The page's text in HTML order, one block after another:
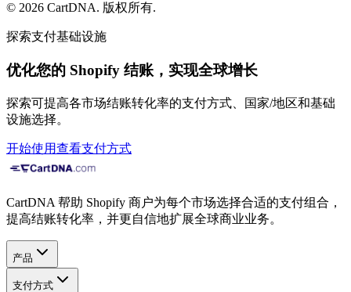
© 2026 CartDNA. 版权所有.
探索支付基础设施
优化您的 Shopify 结账，实现全球增长
探索可提高各市场结账转化率的支付方式、国家/地区和基础
设施选择。
开始使用查看支付方式
CartDNA 帮助 Shopify 商户为每个市场选择合适的支付组合，
提高结账转化率，并更自信地扩展全球商业业务。
产品
支付方式